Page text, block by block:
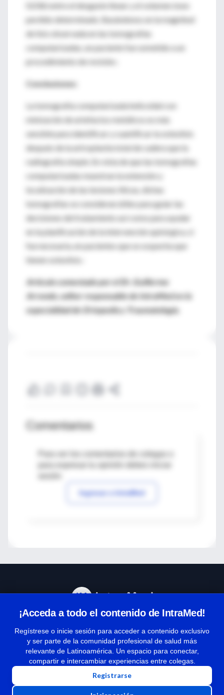
0,036) entre el desgaste linear y el volumen óseo
perdido determinado. Basándonos en la magnitud
de lisis observada en las tomografías
computarizadas, un paciente fue sometido a un
procedimiento de revisión.-
Conclusiones:
La tomografía computarizada helicoidal con
minización de artefactos metálicos es más
sensible para identificar y cuantificar la osteolisis
después de la artroplastía total de cadera que la
radiografía simple. En vista de que las tomografías
computarizadas muestran la extensión y
localización de las lesiones líticas, dichas
tomografías se consideran útiles para guiar las
decisiones del tratamiento así como para ayudar
en la planificación de la intervención quirúrgica, si
fue necesaria, en pacientes que se sospecha que
tienen osteolisis.-
Artículo comentado por el Dr. Guillermo
Arrondo, editor responsable de IntraMed en la
especialidad de Ortopedia y Traumatología.
Comentarios
Para ver los comentarios de colegas o
Ingresar a IntraMed
¡Acceda a todo el contenido de IntraMed!
Regístrese o inicie sesión para acceder a contenido exclusivo
y ser parte de la comunidad profesional de salud más
relevante de Latinoamérica. Un espacio para conectar,
compartir e intercambiar experiencias entre colegas.
Registrarse
Términos y condiciones
| Políticas de privacidad
| Todos los derechos reservados | Copyright 1997-2026